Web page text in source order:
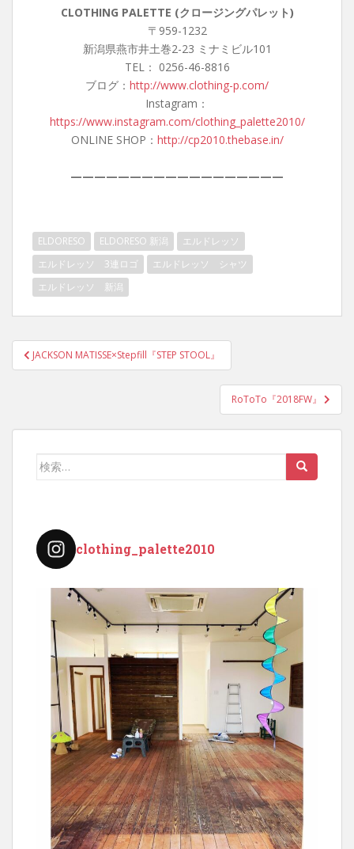
CLOTHING PALETTE (クロージングパレット)
〒959-1232
新潟県燕市井土巻2-23 ミナミビル101
TEL： 0256-46-8816
ブログ： http://www.clothing-p.com/
Instagram：
https://www.instagram.com/clothing_palette2010/
ONLINE SHOP： http://cp2010.thebase.in/
——————————————————
ELDORESO ELDORESO 新潟
エルドレッソ
エルドレッソ 3連ロゴ
エルドレッソ シャツ
エルドレッソ 新潟
投
稿
ゲ
JACKSON MATISSE×Stepfill『STEP STOOL』
RoToTo『2018FW』
検
clothing_palette2010